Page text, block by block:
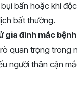
bẩn hoặc khí
bất thường.
gia đình mắc
quan trọng trong
người thân cận